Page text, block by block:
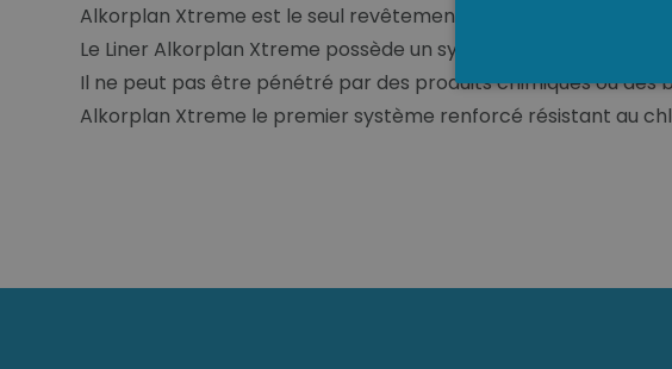
Alkorplan Xtreme est le seul revêtement de piscine
Le Liner Alkorplan Xtreme possède un système de
Il ne peut pas être pénétré par des produits chimiques ou
Alkorplan Xtreme le premier système renforcé résistant au